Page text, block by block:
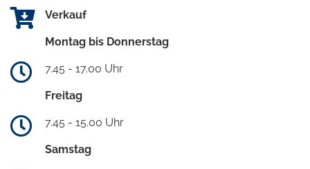
Verkauf
Montag bis Donnerstag
7.45 - 17.00 Uhr
Freitag
7.45 - 15.00 Uhr
Samstag